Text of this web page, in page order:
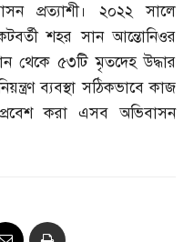
প্রত্যাশী। ২০২২ সালে
শহর সান আন্তোনিওর
থেকে ৫৩টি মৃতদেহ উদ্ধার
ব্যবস্থা সঠিকভাবে কাজ
প্রবেশ করা এসব অভিবাসন